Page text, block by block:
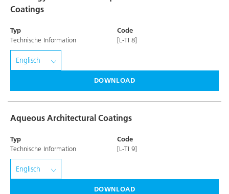
Coatings
Typ
Technische Information
Code
[L-TI 8]
DOWNLOAD
Aqueous Architectural Coatings
Typ
Technische Information
Code
[L-TI 9]
DOWNLOAD